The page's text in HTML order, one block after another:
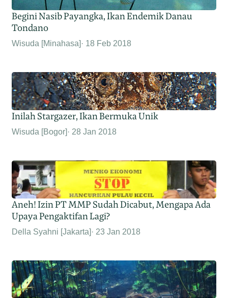
Begini Nasib Payangka, Ikan Endemik Danau
Tondano
Wisuda [Minahasa] 18 Feb 2018
Inilah Stargazer, Ikan Bermuka Unik
Wisuda [Bogor] 28 Jan 2018
Aneh! Izin PT MMP Sudah Dicabut, Mengapa Ada
Upaya Pengaktifan Lagi?
Della Syahni [Jakarta] 23 Jan 2018